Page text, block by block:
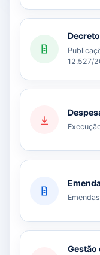
12.527/
Gestão